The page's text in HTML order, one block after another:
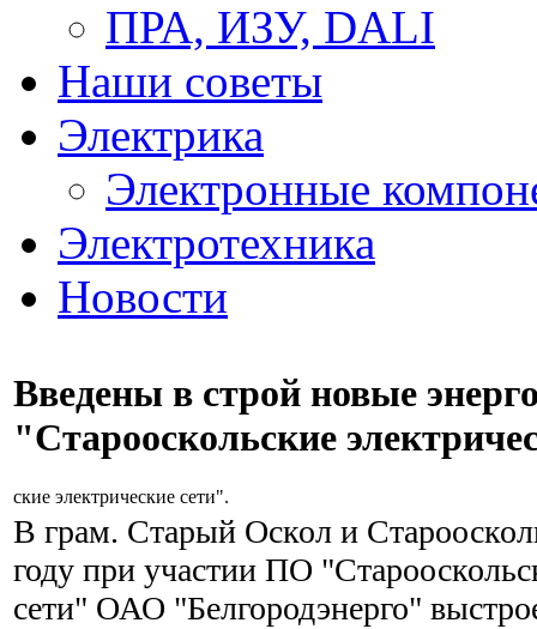
ПРА, ИЗУ, DALI
Наши советы
Электрика
Электронные
Электротехника
Новости
Введены в строй новые
"Старооскольские
ские электрические сети".
В грам. Старый Оскол и
году при участии ПО
сети" ОАО "Белгородэнерго"